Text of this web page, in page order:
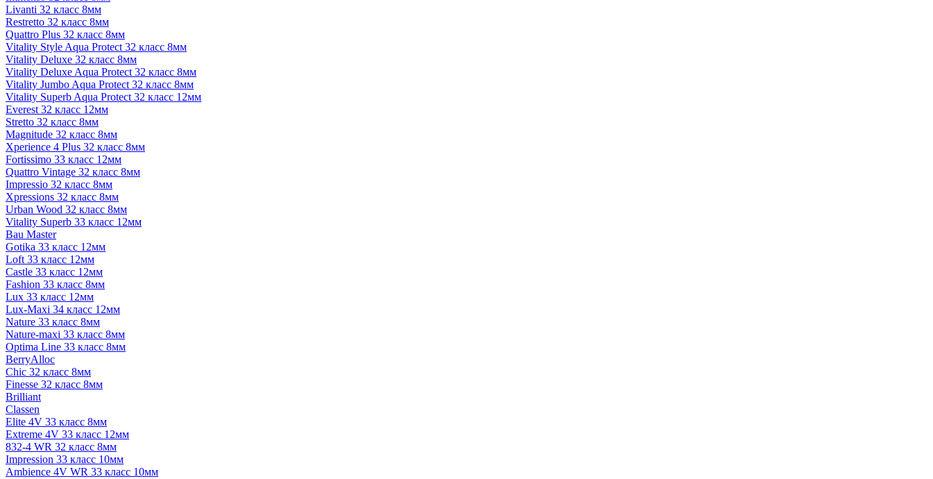
Livanti 32 класс 8мм
Restretto 32 класс 8мм
Quattro Plus 32 класс 8мм
Vitality Style Aqua Protect 32 класс 8мм
Vitality Deluxe 32 класс 8мм
Vitality Deluxe Aqua Protect 32 класс 8мм
Vitality Jumbo Aqua Protect 32 класс 8мм
Vitality Superb Aqua Protect 32 класс 12мм
Everest 32 класс 12мм
Stretto 32 класс 8мм
Magnitude 32 класс 8мм
Xperience 4 Plus 32 класс 8мм
Fortissimo 33 класс 12мм
Quattro Vintage 32 класс 8мм
Impressio 32 класс 8мм
Xpressions 32 класс 8мм
Urban Wood 32 класс 8мм
Vitality Superb 33 класс 12мм
Bau Master
Gotika 33 класс 12мм
Loft 33 класс 12мм
Castle 33 класс 12мм
Fashion 33 класс 8мм
Lux 33 класс 12мм
Lux-Maxi 34 класс 12мм
Nature 33 класс 8мм
Nature-maxi 33 класс 8мм
Optima Line 33 класс 8мм
BerryAlloc
Chic 32 класс 8мм
Finesse 32 класс 8мм
Brilliant
Classen
Elite 4V 33 класс 8мм
Extreme 4V 33 класс 12мм
832-4 WR 32 класс 8мм
Impression 33 класс 10мм
Ambience 4V WR 33 класс 10мм